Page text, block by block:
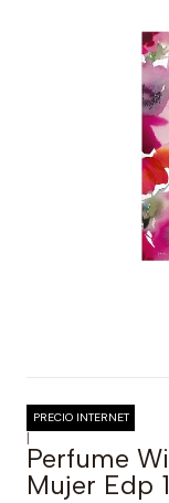
PRECIO INTERNET
|
Perfume
Mujer Edp